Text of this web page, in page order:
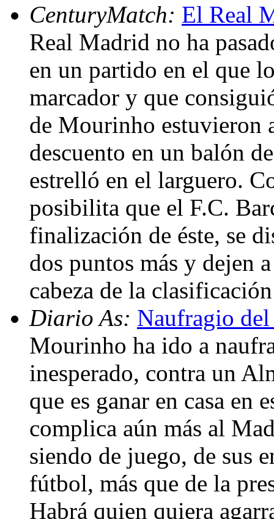
CenturyMatch: El Real
Real Madrid no ha
en un partido en el que
marcador y que
de Mourinho estuvieron
descuento en un balón
estrelló en el larguero.
posibilita que el F.C.
finalización de éste, se
dos puntos más y dejen
cabeza de la
Diario As: Naufragio
Mourinho ha ido a
inesperado, contra un
que es ganar en casa en
complica aún más al
siendo de juego, de sus
fútbol, más que de la
Habrá quien quiera